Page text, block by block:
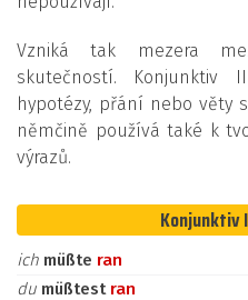
Vzniká tak mezera
skutečností.
hypotézy, přání nebo věty
němčině používá také k
výrazů.
Konjunktiv
ich müßte ran
du müßtest ran